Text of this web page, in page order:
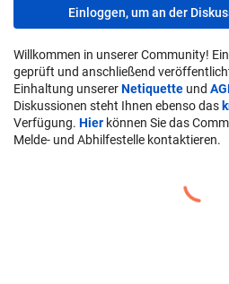
Einloggen, um an der
Willkommen in unserer Community!
geprüft und anschließend
Einhaltung unsererNetiquette und
Diskussionen steht Ihnen ebenso das
Verfügung. Hier können Sie das
Melde- und Abhilfestelle kontaktieren.